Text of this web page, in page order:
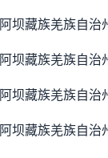
阿坝藏族羌族自治
阿坝藏族羌族自治
阿坝藏族羌族自治
阿坝藏族羌族自治